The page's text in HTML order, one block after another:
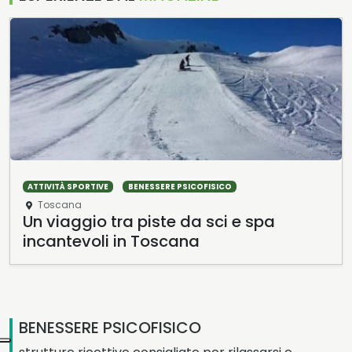
ATTIVITÀ SPORTIVE BENESSERE PSICOFISICO
Toscana
Un viaggio tra piste da sci e spa
incantevoli in Toscana
BENESSERE PSICOFISICO